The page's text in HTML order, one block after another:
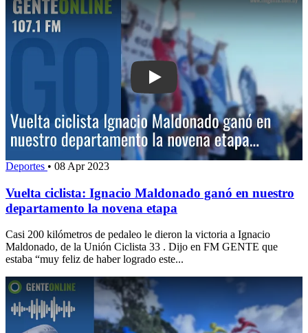
Play: Vuelta ciclista: Ignacio
Deportes • 08 Apr 2023
Vuelta ciclista: Ignacio Maldonado ganó en nuestro
departamento la novena etapa
Casi 200 kilómetros de pedaleo le dieron la victoria a Ignacio
Maldonado, de la Unión Ciclista 33 . Dijo en FM GENTE que
estaba “muy feliz de haber logrado este...